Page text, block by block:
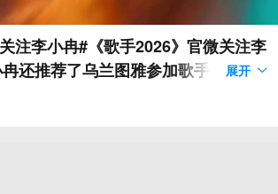
注李小冉#《歌手2026》官微关注李
还推荐了乌兰图雅参加歌手，不敢
的参加姐姐们能有多大阵仗帮忙宣
展开